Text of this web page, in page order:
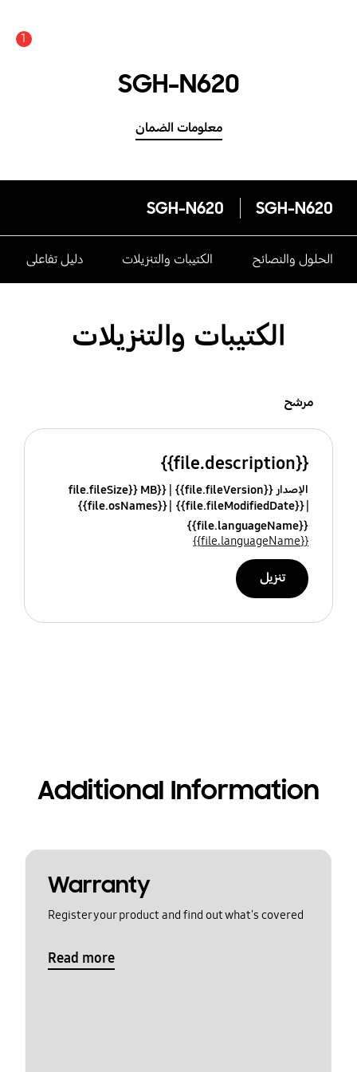
1
SGH-N620
معلومات الضمان
SGH-N620
SGH-N620
الحلول والنصائح الكتيبات والتنزيلات دليل تفاعلى
الكتيبات والتنزيلات
مرشح
{{file.description}}
الإصدار {{file.fileVersion}}
{{file.fileSize}} MB
{{file.fileModifiedDate}}
{{file.osNames}}
{{file.languageName}}
{{file.languageName}}
تنزيل
Additional Information
Warranty
Register your product and find out what's covered
Read more